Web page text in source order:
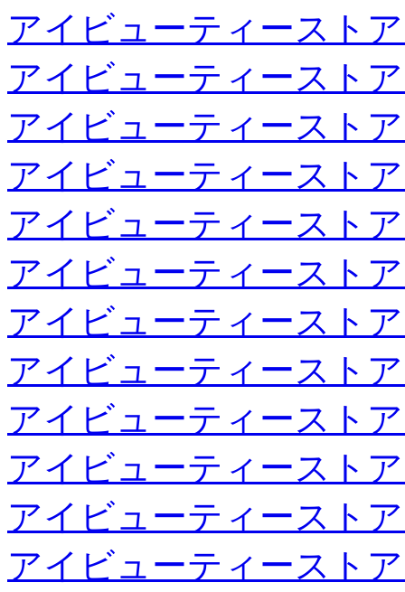
アイビューティースト
アイビューティースト
アイビューティースト
アイビューティースト
アイビューティースト
アイビューティースト
アイビューティースト
アイビューティースト
アイビューティースト
アイビューティースト
アイビューティースト
アイビューティースト